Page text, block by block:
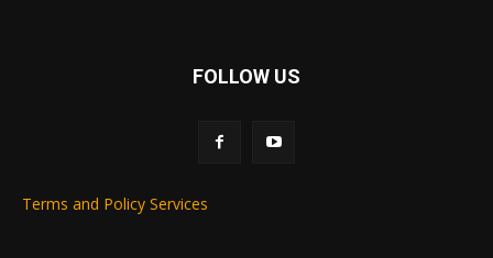
FOLLOW US
Terms and Policy Services